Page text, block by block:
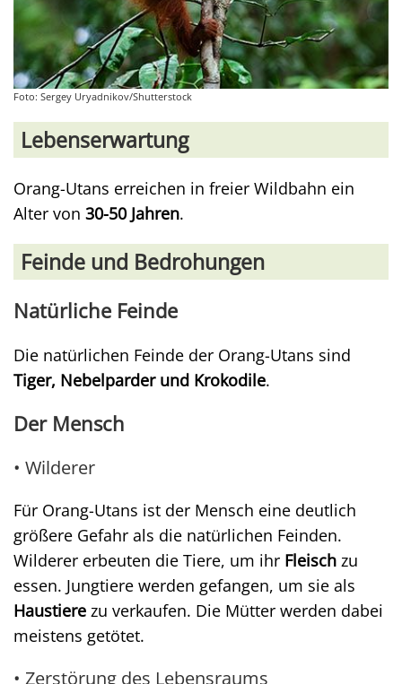
Foto: Sergey Uryadnikov/Shutterstock
Lebenserwartung
Orang-Utans erreichen in freier Wildbahn ein
Alter von 30-50 Jahren.
Feinde und Bedrohungen
Natürliche Feinde
Die natürlichen Feinde der Orang-Utans sind
Tiger, Nebelparder und Krokodile.
Der Mensch
• Wilderer
Für Orang-Utans ist der Mensch eine deutlich
größere Gefahr als die natürlichen Feinden.
Wilderer erbeuten die Tiere, um ihr Fleisch zu
essen. Jungtiere werden gefangen, um sie als
Haustiere zu verkaufen. Die Mütter werden dabei
meistens getötet.
• Zerstörung des Lebensraums